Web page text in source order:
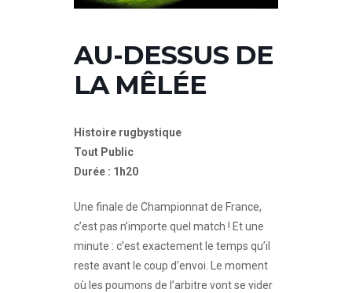
AU-DESSUS DE
LA MÊLÉE
Histoire rugbystique
Tout Public
Durée : 1h20
Une finale de Championnat de France,
c’est pas n’importe quel match ! Et une
minute : c’est exactement le temps qu’il
reste avant le coup d’envoi. Le moment
où les poumons de l’arbitre vont se vider